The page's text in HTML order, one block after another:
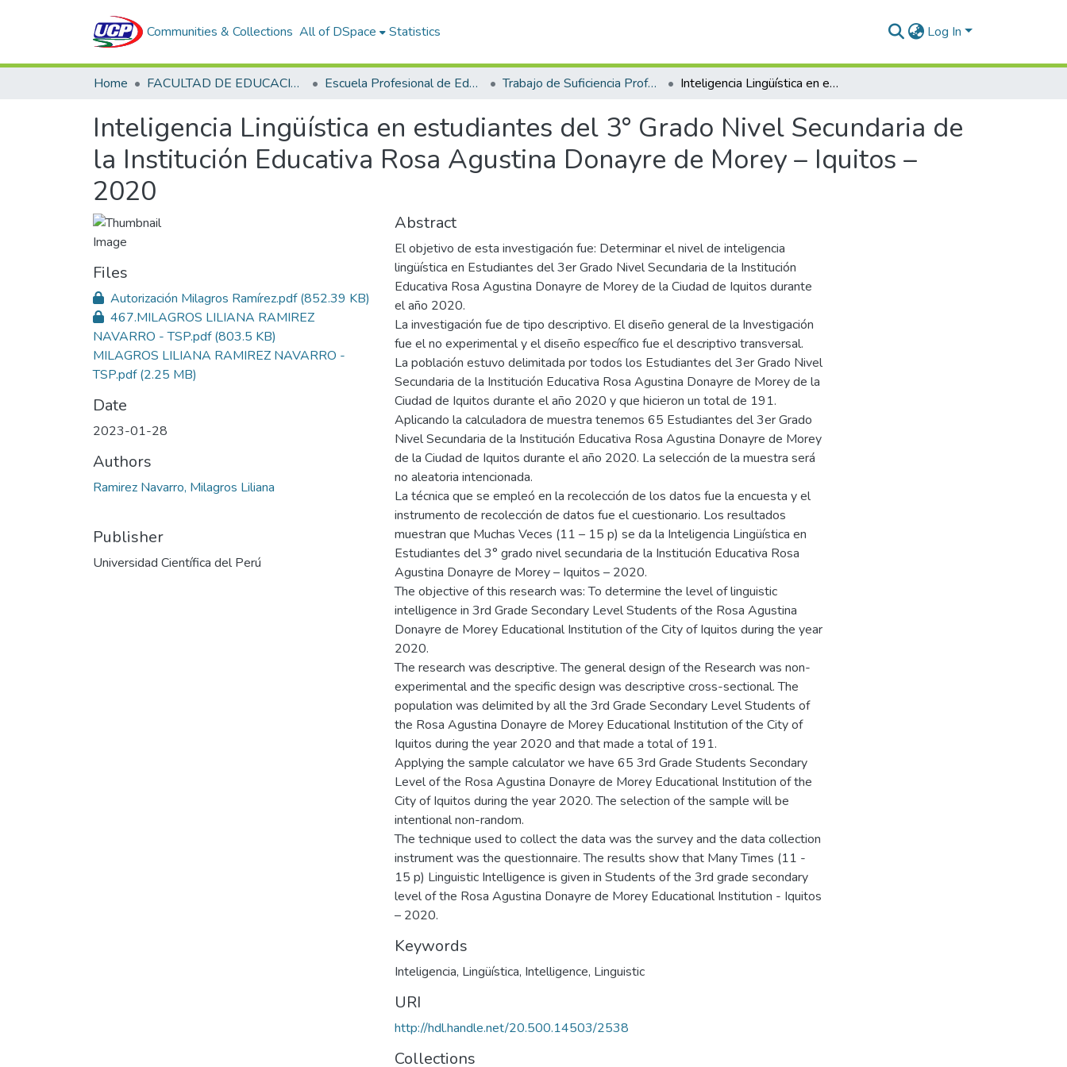
Communities & Collections All of DSpace Statistics Log In
Home FACULTAD DE EDUCACIÓN Y HUMANIDADES Escuela Profesional de Educación Primaria Trabajo de Suficiencia Profesional Inteligencia Lingüística en estudiantes del 3° Grado Nivel Secundaria de la Institución Educativa Rosa Agustina Donayre de Morey – Iquitos – 2020
Inteligencia Lingüística en estudiantes del 3° Grado Nivel Secundaria de
la Institución Educativa Rosa Agustina Donayre de Morey – Iquitos –
2020
Files
Autorización Milagros Ramírez.pdf(852.39 KB)
467.MILAGROS LILIANA RAMIREZ
NAVARRO - TSP.pdf(803.5 KB)
MILAGROS LILIANA RAMIREZ NAVARRO -
TSP.pdf(2.25 MB)
Date
2023-01-28
Authors
Ramirez Navarro, Milagros Liliana
Publisher
Universidad Científica del Perú
Abstract
El objetivo de esta investigación fue: Determinar el nivel de inteligencia
lingüística en Estudiantes del 3er Grado Nivel Secundaria de la Institución
Educativa Rosa Agustina Donayre de Morey de la Ciudad de Iquitos durante
el año 2020.
La investigación fue de tipo descriptivo. El diseño general de la Investigación
fue el no experimental y el diseño específico fue el descriptivo transversal.
La población estuvo delimitada por todos los Estudiantes del 3er Grado Nivel
Secundaria de la Institución Educativa Rosa Agustina Donayre de Morey de la
Ciudad de Iquitos durante el año 2020 y que hicieron un total de 191.
Aplicando la calculadora de muestra tenemos 65 Estudiantes del 3er Grado
Nivel Secundaria de la Institución Educativa Rosa Agustina Donayre de Morey
de la Ciudad de Iquitos durante el año 2020. La selección de la muestra será
no aleatoria intencionada.
La técnica que se empleó en la recolección de los datos fue la encuesta y el
instrumento de recolección de datos fue el cuestionario. Los resultados
muestran que Muchas Veces (11 – 15 p) se da la Inteligencia Lingüística en
Estudiantes del 3° grado nivel secundaria de la Institución Educativa Rosa
Agustina Donayre de Morey – Iquitos – 2020.
The objective of this research was: To determine the level of linguistic
intelligence in 3rd Grade Secondary Level Students of the Rosa Agustina
Donayre de Morey Educational Institution of the City of Iquitos during the year
2020.
The research was descriptive. The general design of the Research was non-
experimental and the specific design was descriptive cross-sectional. The
population was delimited by all the 3rd Grade Secondary Level Students of
the Rosa Agustina Donayre de Morey Educational Institution of the City of
Iquitos during the year 2020 and that made a total of 191.
Applying the sample calculator we have 65 3rd Grade Students Secondary
Level of the Rosa Agustina Donayre de Morey Educational Institution of the
City of Iquitos during the year 2020. The selection of the sample will be
intentional non-random.
The technique used to collect the data was the survey and the data collection
instrument was the questionnaire. The results show that Many Times (11 -
15 p) Linguistic Intelligence is given in Students of the 3rd grade secondary
level of the Rosa Agustina Donayre de Morey Educational Institution - Iquitos
– 2020.
Keywords
Inteligencia, Lingüística, Intelligence, Linguistic
URI
http://hdl.handle.net/20.500.14503/2538
Collections